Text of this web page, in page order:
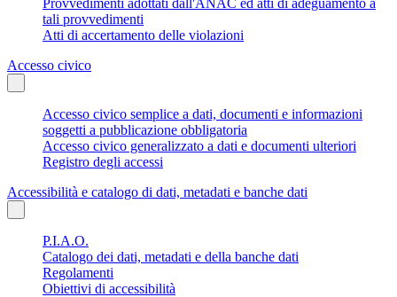
tali provvedimenti
Atti di accertamento delle violazioni
Accesso civico
Accesso civico semplice a dati, documenti e informazioni
soggetti a pubblicazione obbligatoria
Accesso civico generalizzato a dati e documenti ulteriori
Registro degli accessi
Accessibilità e catalogo di dati, metadati e banche dati
P.I.A.O.
Catalogo dei dati, metadati e della banche dati
Regolamenti
Obiettivi di accessibilità